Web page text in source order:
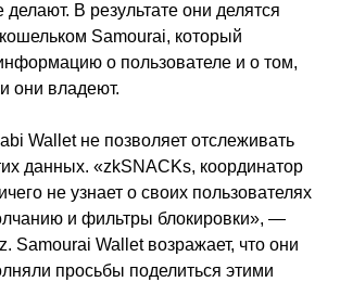
делают. В результате они делятся
Samourai, который
о пользователе и о том,
они владеют.
Wallet не позволяет отслеживать
данных. «zkSNACKs, координатор
не узнает о своих пользователях
и фильтры блокировки», —
Samourai Wallet возражает, что они
просьбы поделиться этими